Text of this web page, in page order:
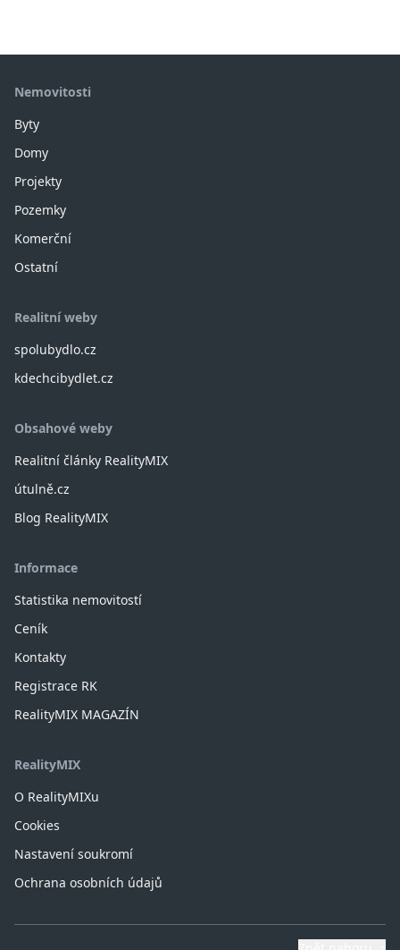
Nemovitosti
Byty
Domy
Projekty
Pozemky
Komerční
Ostatní
Realitní weby
spolubydlo.cz
kdechcibydlet.cz
Obsahové weby
Realitní články RealityMIX
útulně.cz
Blog RealityMIX
Informace
Statistika nemovitostí
Ceník
Kontakty
Registrace RK
RealityMIX MAGAZÍN
RealityMIX
O RealityMIXu
Cookies
Nastavení soukromí
Ochrana osobních údajů